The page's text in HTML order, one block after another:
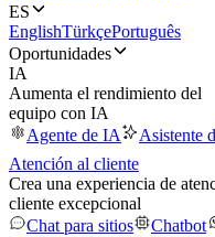
ES
EnglishTürkçePortuguês
Oportunidades
IA
Aumenta el rendimiento del
equipo con IA
Agente de IA
Asistente
Atención al cliente
Crea una experiencia de
cliente excepcional
Chat para sitios
Chatbot